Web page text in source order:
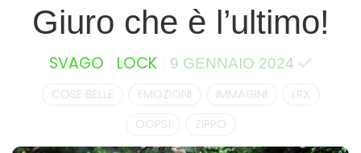
Giuro che è l’ultimo!
SVAGO LOCK 9 GENNAIO 2024
COSE BELLE EMOZIONI IMMAGINI
LRX
OOPS!
ZIPPO